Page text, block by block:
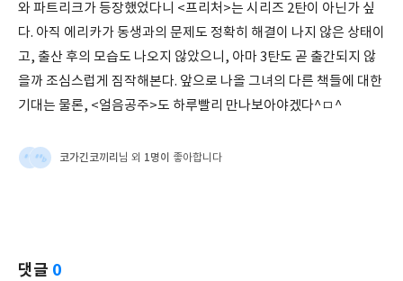
와 파트리크가 등장했었다니 <프리처>는 시리즈 2탄이 아닌가 싶
다. 아직 에리카가 동생과의 문제도 정확히 해결이 나지 않은 상태이
고, 출산 후의 모습도 나오지 않았으니, 아마 3탄도 곧 출간되지 않
을까 조심스럽게 짐작해본다. 앞으로 나올 그녀의 다른 책들에 대한
기대는 물론, <얼음공주>도 하루빨리 만나보아야겠다^ㅁ^
코가긴코끼리 님 외 1명이 좋아합니다
댓글 0